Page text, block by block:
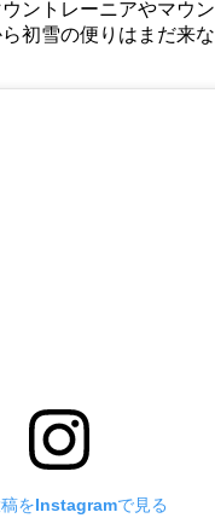
ントレーニアやマウ
初雪の便りはまだ来
稿をInstagramで見る